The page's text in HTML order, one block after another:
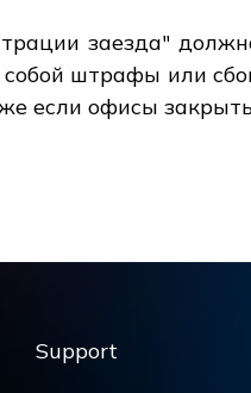
заезда"
штрафы или
если офисы
Support